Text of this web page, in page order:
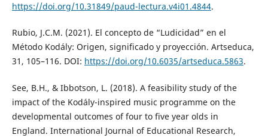
https://doi.org/10.31849/paud-lectura.v4i01.4844.
Rubio, J.C.M. (2021). El concepto de “Ludicidad” en el
Método Kodály: Origen, significado y proyección. Artseduca,
31, 105–116. DOI: https://doi.org/10.6035/artseduca.5863.
See, B.H., & Ibbotson, L. (2018). A feasibility study of the
impact of the Kodály-inspired music programme on the
developmental outcomes of four to five year olds in
England. International Journal of Educational Research,